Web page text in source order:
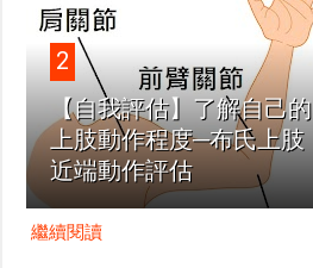
2
【自我評估】了解自己的
上肢動作程度─布氏上肢
近端動作評估
繼續閱讀